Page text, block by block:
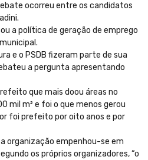
ocorreu entre os candidatos
a política de geração de emprego
e o PSDB fizeram parte de sua
a pergunta apresentando
que mais doou áreas no
mil m² e foi o que menos gerou
foi prefeito por oito anos e por
organização empenhou-se em
os próprios organizadores, “o